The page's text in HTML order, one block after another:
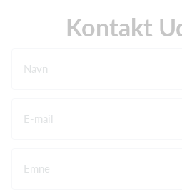
Kontakt
Navn
E-mail
Emne